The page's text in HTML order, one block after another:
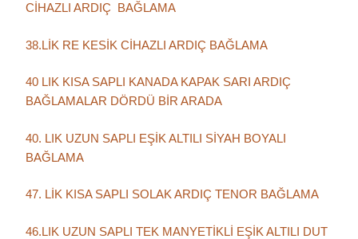
CİHAZLI ARDIÇ BAĞLAMA
38.LİK RE KESİK CİHAZLI ARDIÇ BAĞLAMA
40 LIK KISA SAPLI KANADA KAPAK SARI ARDIÇ
BAĞLAMALAR DÖRDÜ BİR ARADA
40. LIK UZUN SAPLI EŞİK ALTILI SİYAH BOYALI
BAĞLAMA
47. LİK KISA SAPLI SOLAK ARDIÇ TENOR BAĞLAMA
46.LIK UZUN SAPLI TEK MANYETİKLİ EŞİK ALTILI DUT